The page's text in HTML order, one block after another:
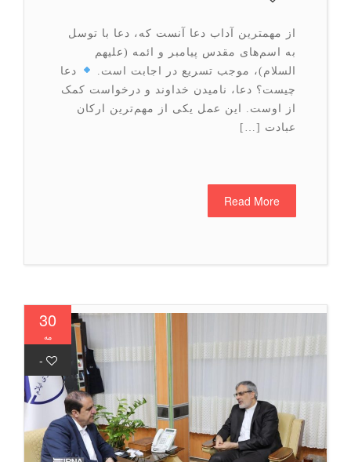
از مهمترین آداب دعا آنست که، دعا با توسل
به اسم‌های مقدس پیامبر و ائمه (علیهم
السلام)، موجب تسریع در اجابت است.
دعا
چیست؟ دعا، نامیدن خداوند و درخواست کمک
از اوست. این عمل یکی از مهم‌ترین ارکان
عبادت […]
Read More
30
مه
-